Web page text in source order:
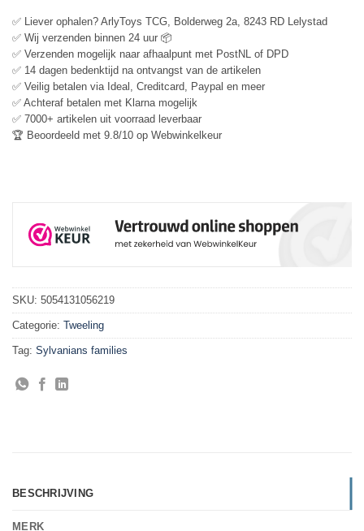
✅ Liever ophalen? ArlyToys TCG, Bolderweg 2a, 8243 RD Lelystad
✅ Wij verzenden binnen 24 uur 📦
✅ Verzenden mogelijk naar afhaalpunt met PostNL of DPD
✅ 14 dagen bedenktijd na ontvangst van de artikelen
✅ Veilig betalen via Ideal, Creditcard, Paypal en meer
✅ Achteraf betalen met Klarna mogelijk
✅ 7000+ artikelen uit voorraad leverbaar
🏆 Beoordeeld met 9.8/10 op Webwinkelkeur
SKU: 5054131056219
Categorie: Tweeling
Tag: Sylvanians families
BESCHRIJVING
MERK